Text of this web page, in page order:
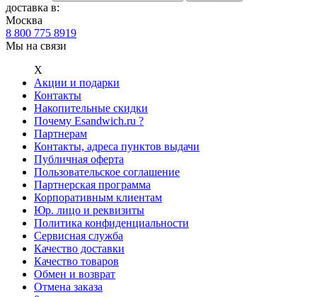
доставка в:
Москва
8 800 775 8919
Мы на связи
Х
Акции и подарки
Контакты
Накопительные скидки
Почему Esandwich.ru ?
Партнерам
Контакты, адреса пунктов выдачи
Публичная оферта
Пользовательское соглашение
Партнерская программа
Корпоративным клиентам
Юр. лицо и реквизиты
Политика конфиденциальности
Сервисная служба
Качество доставки
Качество товаров
Обмен и возврат
Отмена заказа